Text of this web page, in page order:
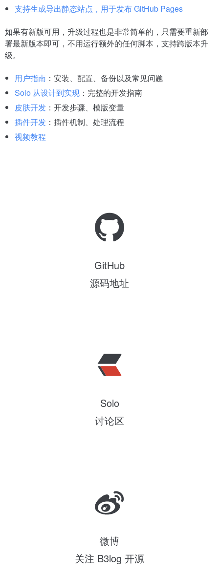
支持生成导出静态站点，用于发布 GitHub Pages
如果有新版可用，升级过程也是非常简单的，只需要重新部
署最新版本即可，不用运行额外的任何脚本，支持跨版本升
级。
用户指南 ：安装、配置、备份以及常见问题
Solo 从设计到实现 ：完整的开发指南
皮肤开发 ：开发步骤、模版变量
插件开发 ：插件机制、处理流程
视频教程
GitHub
源码地址
Solo
讨论区
微博
关注 B3log 开源